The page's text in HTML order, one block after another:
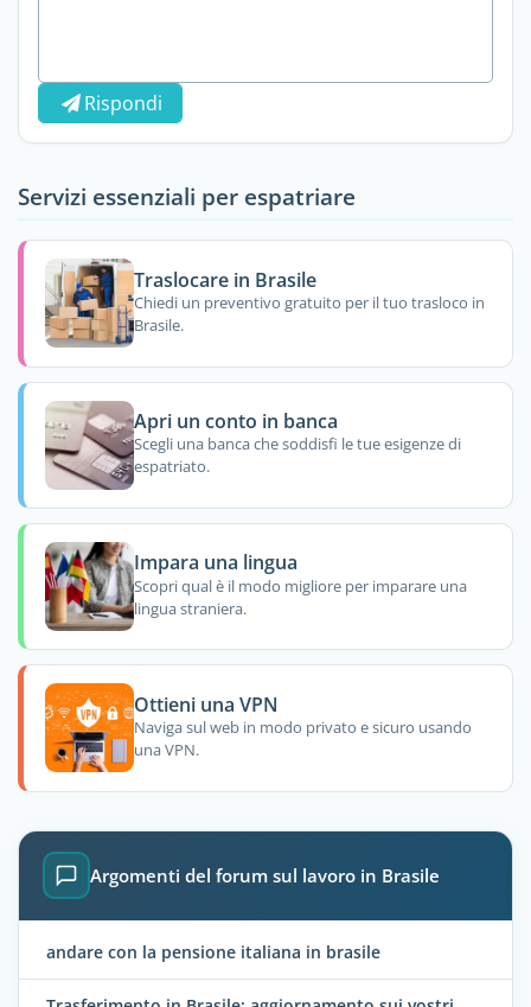
Rispondi
Servizi essenziali per espatriare
Traslocare in Brasile
Chiedi un preventivo gratuito per il tuo trasloco in
Brasile.
Apri un conto in banca
Scegli una banca che soddisfi le tue esigenze di
espatriato.
Impara una lingua
Scopri qual è il modo migliore per imparare una
lingua straniera.
Ottieni una VPN
Naviga sul web in modo privato e sicuro usando
una VPN.
Argomenti del forum sul lavoro in Brasile
andare con la pensione italiana in brasile